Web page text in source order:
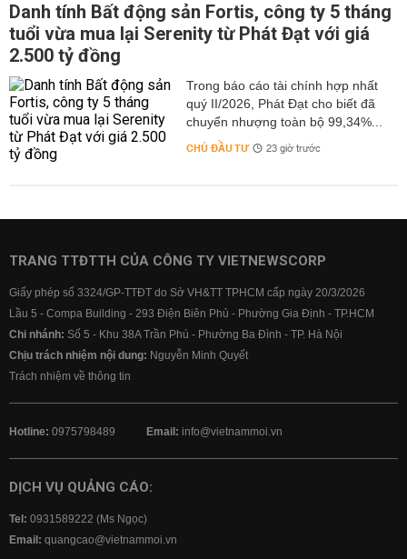
Danh tính Bất động sản Fortis, công ty 5 tháng
tuổi vừa mua lại Serenity từ Phát Đạt với giá
2.500 tỷ đồng
Trong báo cáo tài chính hợp nhất
quý II/2026, Phát Đạt cho biết đã
chuyển nhượng toàn bộ 99,34%...
CHỦ ĐẦU TƯ 23 giờ trước
TRANG TTĐTTH CỦA CÔNG TY VIETNEWSCORP
Giấy phép số 3324/GP-TTĐT do Sở VH&TT TPHCM cấp ngày 20/3/2026
Lầu 5 - Compa Building - 293 Điện Biên Phủ - Phường Gia Định - TP.HCM
Chi nhánh: Số 5 - Khu 38A Trần Phú - Phường Ba Đình - TP. Hà Nội
Chịu trách nhiệm nội dung: Nguyễn Minh Quyết
Trách nhiệm về thông tin
Hotline: 0975798489 Email: info@vietnammoi.vn
DỊCH VỤ QUẢNG CÁO:
Tel: 0931589222 (Ms Ngọc)
Email: quangcao@vietnammoi.vn